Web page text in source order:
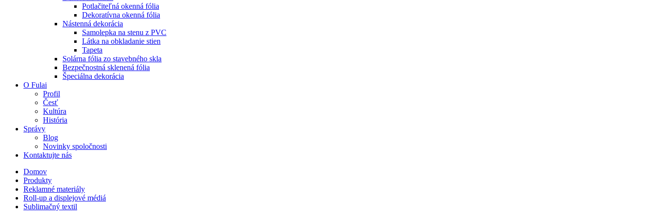
Potlačiteľná okenná fólia
Dekoratívna okenná fólia
Nástenná dekorácia
Samolepka na stenu z PVC
Látka na obkladanie stien
Tapeta
Solárna fólia zo stavebného skla
Bezpečnostná sklenená fólia
Špeciálna dekorácia
O Fulai
Profil
Česť
Kultúra
História
Správy
Blog
Novinky spoločnosti
Kontaktujte nás
Domov
Produkty
Reklamné materiály
Roll-up a displejové médiá
Sublimačný textil